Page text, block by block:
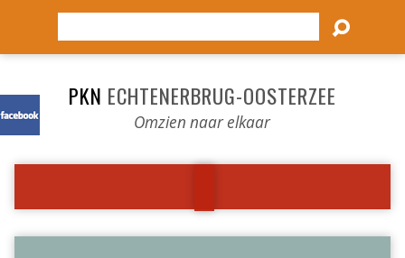
PKN ECHTENERBRUG-OOSTERZEE
Omzien naar elkaar